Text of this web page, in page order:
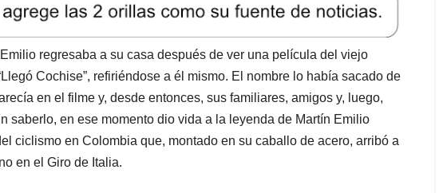
regresaba a su casa después de ver una película del viejo
Cochise”, refiriéndose a él mismo. El nombre lo había sacado de
en el filme y, desde entonces, sus familiares, amigos y, luego,
saberlo, en ese momento dio vida a la leyenda de Martín Emilio
ciclismo en Colombia que, montado en su caballo de acero, arribó a
en el Giro de Italia.